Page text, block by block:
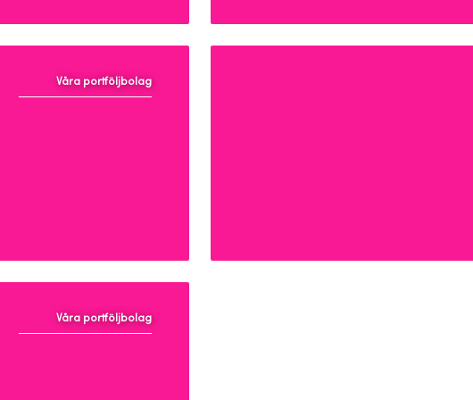
Våra portföljbolag
Våra portföljbolag